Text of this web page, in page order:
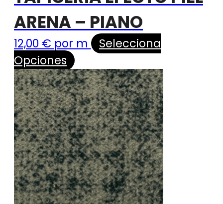
ARENA – PIANO
12,00 € por m
Selecciona
Opciones